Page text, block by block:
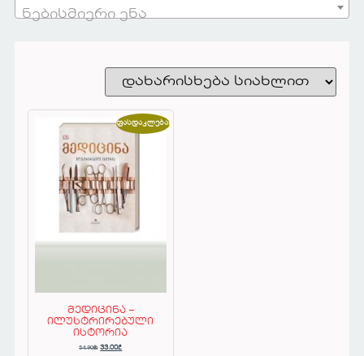
ნებისმიერი ენა
ფასდაკლება!
მედიცინა –
ილუსტრირებული
ისტორია
54.90₾ 33.00₾